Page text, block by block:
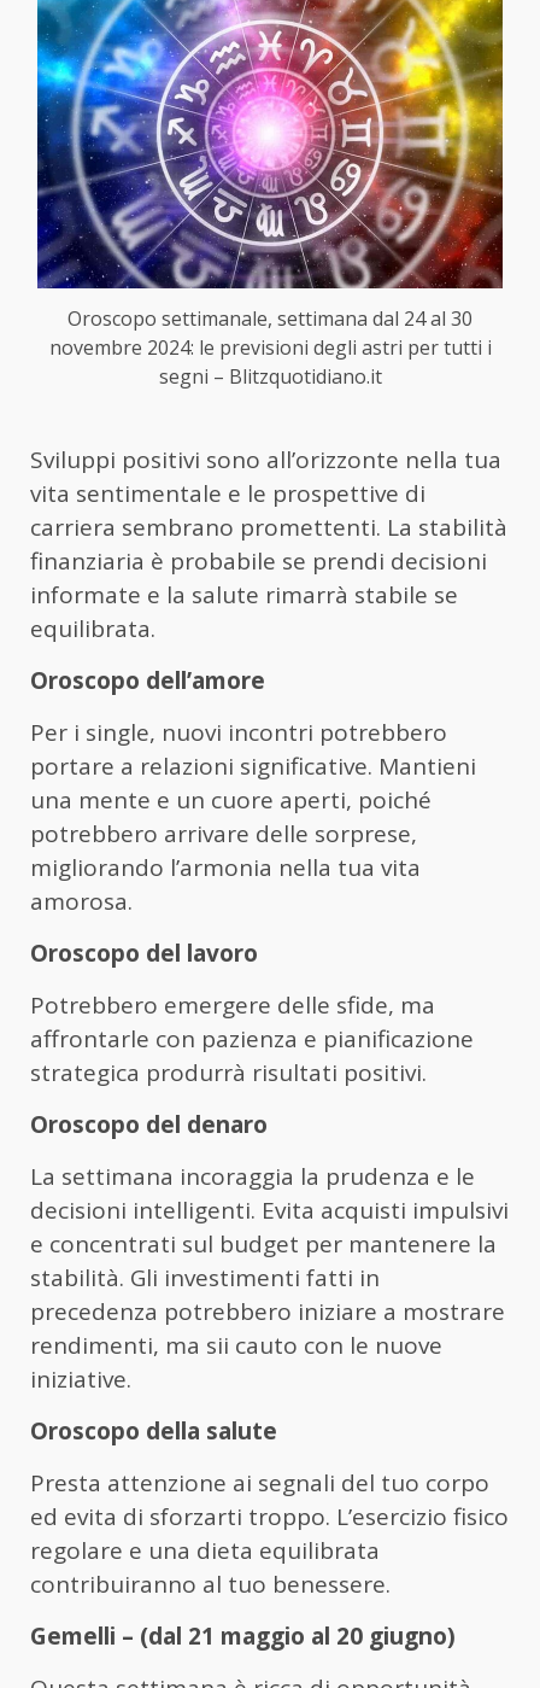
Oroscopo settimanale, settimana dal 24 al 30
novembre 2024: le previsioni degli astri per tutti i
segni – Blitzquotidiano.it
Sviluppi positivi sono all’orizzonte nella tua
vita sentimentale e le prospettive di
carriera sembrano promettenti. La stabilità
finanziaria è probabile se prendi decisioni
informate e la salute rimarrà stabile se
equilibrata.
Oroscopo dell’amore
Per i single, nuovi incontri potrebbero
portare a relazioni significative. Mantieni
una mente e un cuore aperti, poiché
potrebbero arrivare delle sorprese,
migliorando l’armonia nella tua vita
amorosa.
Oroscopo del lavoro
Potrebbero emergere delle sfide, ma
affrontarle con pazienza e pianificazione
strategica produrrà risultati positivi.
Oroscopo del denaro
La settimana incoraggia la prudenza e le
decisioni intelligenti. Evita acquisti impulsivi
e concentrati sul budget per mantenere la
stabilità. Gli investimenti fatti in
precedenza potrebbero iniziare a mostrare
rendimenti, ma sii cauto con le nuove
iniziative.
Oroscopo della salute
Presta attenzione ai segnali del tuo corpo
ed evita di sforzarti troppo. L’esercizio fisico
regolare e una dieta equilibrata
contribuiranno al tuo benessere.
Gemelli – (dal 21 maggio al 20 giugno)